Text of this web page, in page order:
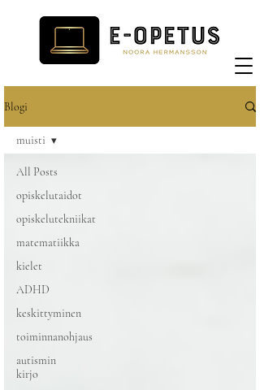
Blogi
All Posts
opiskelutaidot
opiskelutekniikat
matematiikka
kielet
ADHD
keskittyminen
toiminnanohjaus
autismin
kirjo
muisti